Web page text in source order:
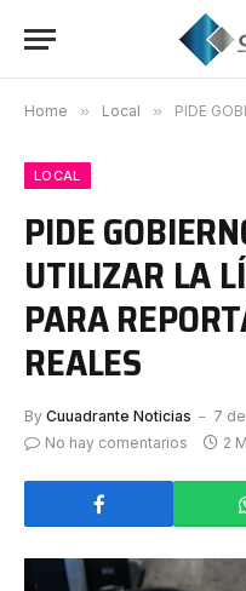
Home » Local » PIDE GOBIERNO
LOCAL
PIDE
UTILIZAR LA
PARA
REALES
By Cuuadrante Noticias
7
No hay comentarios
2